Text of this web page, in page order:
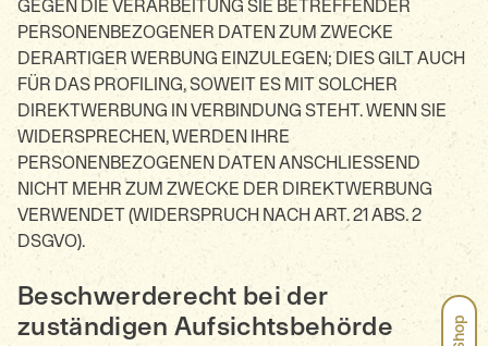
GEGEN DIE VERARBEITUNG SIE BETREFFENDER
PERSONENBEZOGENER DATEN ZUM ZWECKE
DERARTIGER WERBUNG EINZULEGEN; DIES GILT AUCH
FÜR DAS PROFILING, SOWEIT ES MIT SOLCHER
DIREKTWERBUNG IN VERBINDUNG STEHT. WENN SIE
WIDERSPRECHEN, WERDEN IHRE
PERSONENBEZOGENEN DATEN ANSCHLIESSEND
NICHT MEHR ZUM ZWECKE DER DIREKTWERBUNG
VERWENDET (WIDERSPRUCH NACH ART. 21 ABS. 2
DSGVO).
Beschwerde­recht bei der
zuständigen Aufsichts­behörde